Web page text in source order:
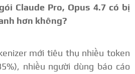
Claude Pro, Opus 4.7 có bị
hơn không?
mới tiêu thụ nhiều token
nhiều người dùng báo cáo